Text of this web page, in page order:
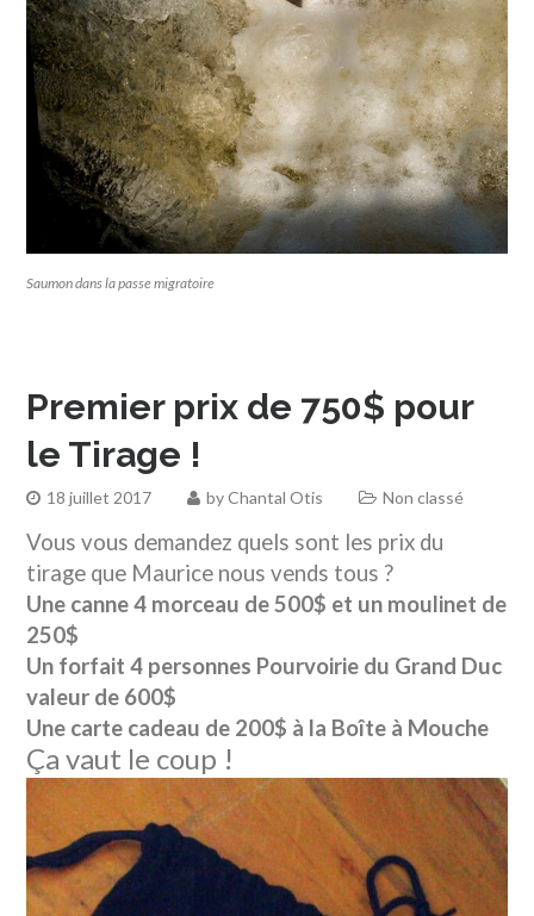
Saumon dans la passe migratoire
Premier prix de 750$ pour
le Tirage !
18 juillet 2017 byChantal Otis Non classé
Vous vous demandez quels sont les prix du
tirage que Maurice nous vends tous ?
Une canne 4 morceau de 500$ et un moulinet de
250$
Un forfait 4 personnes Pourvoirie du Grand Duc
valeur de 600$
Une carte cadeau de 200$ à la Boîte à Mouche
Ça vaut le coup !